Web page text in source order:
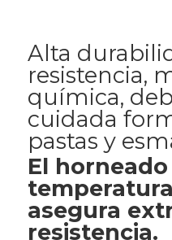
Alta
resistencia,
química,
cuidada
pastas y
El horneado
asegura
resistencia.